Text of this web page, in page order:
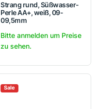
Strang rund, Süßwasser-
Perle AA+, weiß, 09-
09,5mm
Bitte anmelden um Preise
zu sehen.
Sale